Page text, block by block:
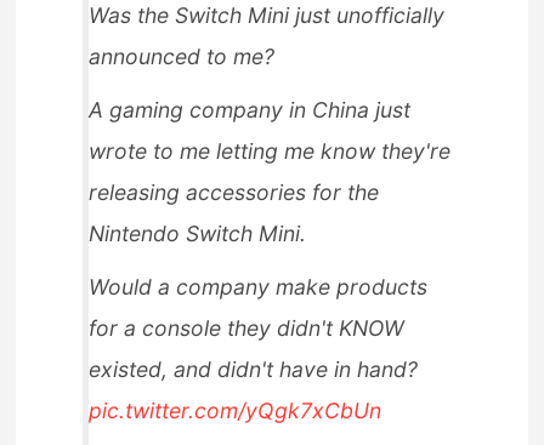
Was the Switch Mini just unofficially
announced to me?
A gaming company in China just
wrote to me letting me know they're
releasing accessories for the
Nintendo Switch Mini.
Would a company make products
for a console they didn't KNOW
existed, and didn't have in hand?
pic.twitter.com/yQgk7xCbUn